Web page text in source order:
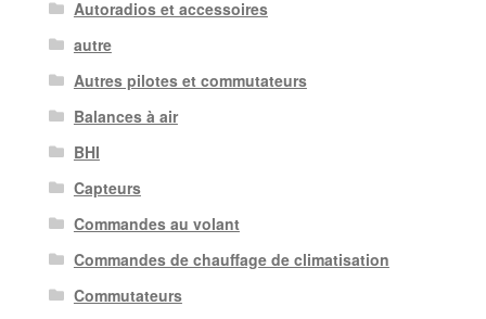
Autoradios et accessoires
autre
Autres pilotes et commutateurs
Balances à air
BHI
Capteurs
Commandes au volant
Commandes de chauffage de climatisation
Commutateurs